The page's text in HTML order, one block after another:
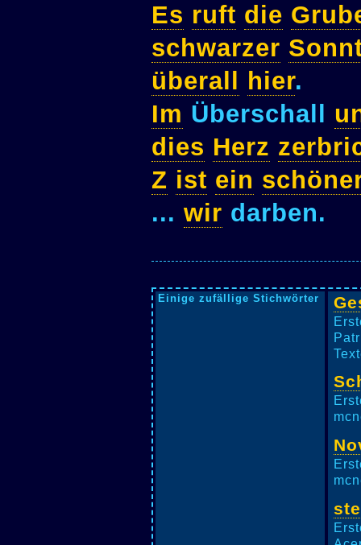
Es ruft die
schwarzer
überall
hier.
Im Überschall
dies Herz
Z ist ein
... wir darben.
Einige zufällige Stichwörter